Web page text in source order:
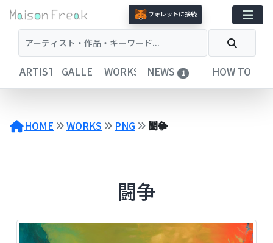
ウォレットに接続
ARTISTS GALLERIESWORKS NEWS 1 HOW TO
HOME WORKS PNG 闘争
闘争